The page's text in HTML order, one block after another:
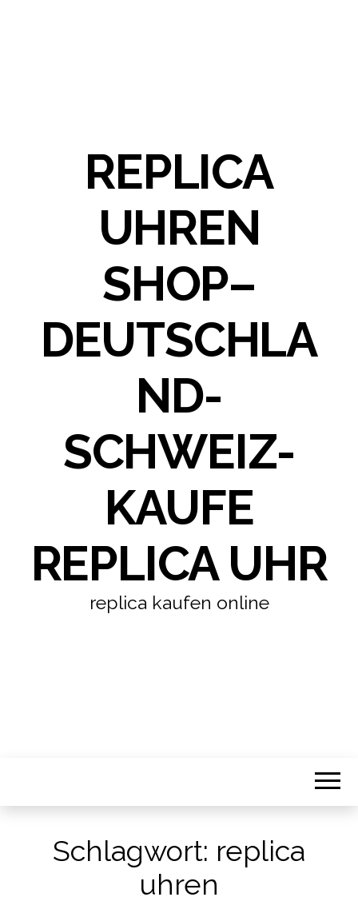
REPLICA
UHREN
SHOP–
DEUTSCHLA
ND-
SCHWEIZ-
KAUFE
REPLICA UHR
replica kaufen online
Schlagwort: replica
uhren